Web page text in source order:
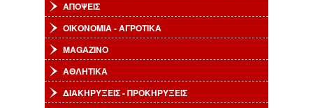
ΑΠΟΨΕΙΣ
ΟΙΚΟΝΟΜΙΑ - ΑΓΡΟΤΙΚΑ
MAGAZINO
ΑΘΛΗΤΙΚΑ
ΔΙΑΚΗΡΥΞΕΙΣ - ΠΡΟΚΗΡΥΞΕΙΣ